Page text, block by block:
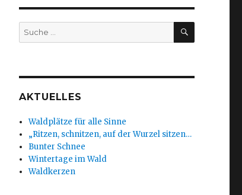
Suche
nach:
SUCHEN
AKTUELLES
Waldplätze für alle Sinne
„Ritzen, schnitzen, auf der Wurzel sitzen…
Bunter Schnee
Wintertage im Wald
Waldkerzen